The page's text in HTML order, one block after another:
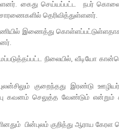
கைது செய்யப்பட்ட நபர் கொலை
தெரிவித்துள்ளனர்.
இணைத்து
நிலையில், வீடியோ
குறைந்தது இரண்டு
கவனம் செலுத்த வேண்டும் என்றும்
பின்புலம் குறித்து ஆராய கேரள